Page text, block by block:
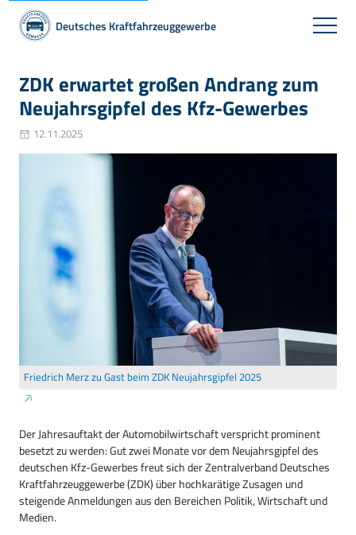
Deutsches Kraftfahrzeuggewerbe
ZDK erwartet großen Andrang zum
Neujahrsgipfel des Kfz-Gewerbes
12.11.2025
Friedrich Merz zu Gast beim ZDK Neujahrsgipfel 2025
Der Jahresauftakt der Automobilwirtschaft verspricht prominent
besetzt zu werden: Gut zwei Monate vor dem Neujahrsgipfel des
deutschen Kfz-Gewerbes freut sich der Zentralverband Deutsches
Kraftfahrzeuggewerbe (ZDK) über hochkarätige Zusagen und
steigende Anmeldungen aus den Bereichen Politik, Wirtschaft und
Medien.